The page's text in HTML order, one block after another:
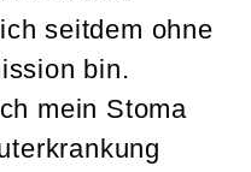
seitdem ohne
bin.
mein Stoma